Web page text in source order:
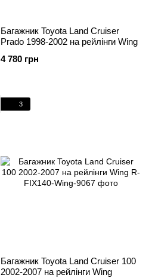
Багажник Toyota Land Cruiser
Prado 1998-2002 на рейлінги Wing
4 780 грн
3
Багажник Toyota Land Cruiser 100
2002-2007 на рейлінги Wing